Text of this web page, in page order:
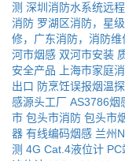
测 深圳消防水系统远
消防 罗湖区消防，星
修，广东消防，消防维
河市烟感 双河市安装
安全产品
上海市家庭
出口 防烹饪误报烟温
感源头工厂 AS3786烟
市 包头市消防 包头市
器 有线编码烟感 兰州
测 4G Cat.4液位计 PC